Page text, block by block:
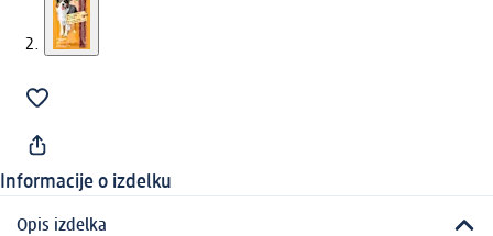
Informacije o izdelku
Opis izdelka